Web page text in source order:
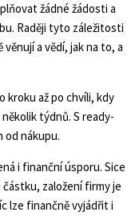
žádné žádosti a
Raději tyto záležitosti
a vědí, jak na to, a
kroku až po chvíli, kdy
týdnů. S ready-
od nákupu.
i finanční úsporu. Sice
založení firmy je
lze finančně vyjádřit i